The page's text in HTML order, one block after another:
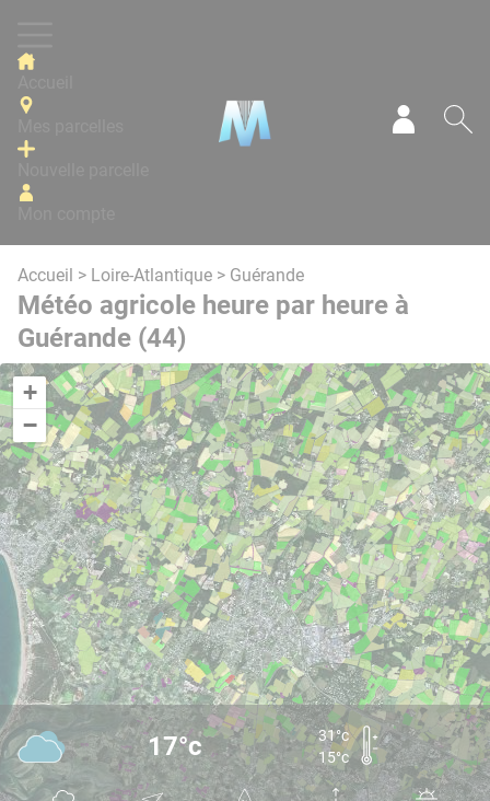
Accueil > Loire-Atlantique > Guérande
Météo agricole heure par heure à
Guérande (44)
+
−
17°c
31°c
15°c